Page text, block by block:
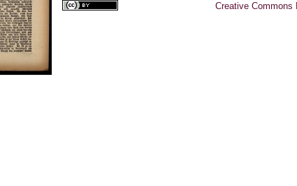
Creative Commons